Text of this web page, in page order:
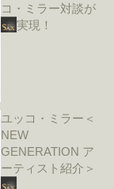
コ・ミラー対談が
実現！
ユッコ・ミラー＜
NEW
GENERATION ア
ーティスト紹介＞